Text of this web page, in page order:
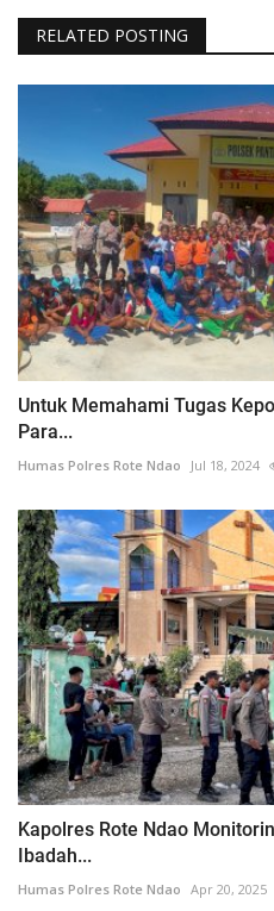
RELATED POSTING
Untuk Memahami Tugas
Para...
Humas Polres Rote Ndao Jul 18, 2024
Kapolres Rote Ndao
Ibadah...
Humas Polres Rote Ndao Apr 20, 2025